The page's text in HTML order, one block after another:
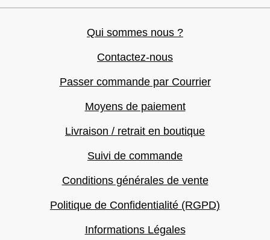
Qui sommes nous ?
Contactez-nous
Passer commande par Courrier
Moyens de paiement
Livraison / retrait en boutique
Suivi de commande
Conditions générales de vente
Politique de Confidentialité (RGPD)
Informations Légales